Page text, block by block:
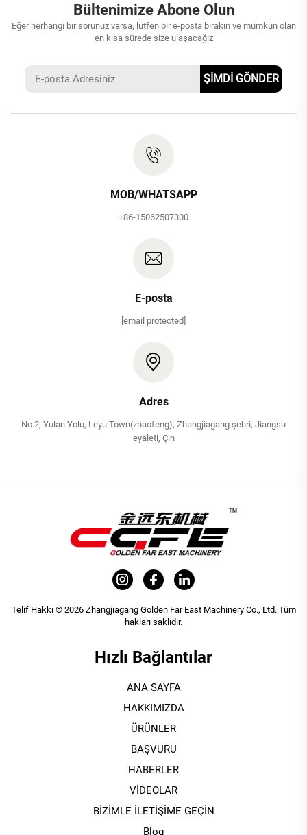
Bültenimize Abone Olun
Eğer herhangi bir sorunuz varsa, lütfen bir e-posta bırakın ve mümkün olan
en kısa sürede size ulaşacağız
ŞİMDİ GÖNDER
MOB/WHATSAPP
+86-15062507300
E-posta
[email protected]
Adres
No.2, Yulan Yolu, Leyu Town(zhaofeng), Zhangjiagang şehri, Jiangsu
eyaleti, Çin
Telif Hakkı © 2026 Zhangjiagang Golden Far East Machinery Co., Ltd. Tüm
hakları saklıdır.
Hızlı Bağlantılar
ANA SAYFA
HAKKIMIZDA
ÜRÜNLER
BAŞVURU
HABERLER
VİDEOLAR
BİZİMLE İLETİŞİME GEÇİN
Blog